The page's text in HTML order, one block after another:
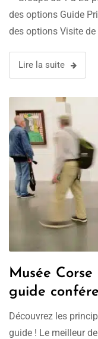
des options Guide
des options Visite
Lire la suite
Musée
guide
Découvrez les
guide ! Le meilleur